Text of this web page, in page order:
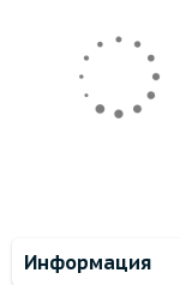
Информация